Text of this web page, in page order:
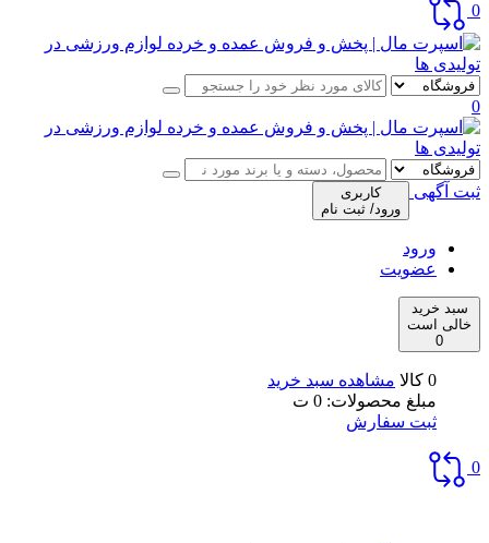
0
0
ثبت آگهی
کاربری
ورود/ ثبت نام
ورود
عضویت
سبد خرید
خالی است
0
0 کالا
مشاهده سبد خرید
مبلغ محصولات: 0 ت
ثبت سفارش
0